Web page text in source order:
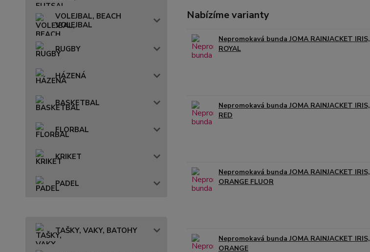
VOLEJBAL, BEACH
VOLEJBAL
RUGBY
HÁZENÁ
BASKETBAL
FLORBAL
KRIKET
PADEL
TAŠKY, VAKY, BATOHY
Nabízíme varianty
Nepromokavá bunda JOMA RAINJACKET IRIS,
ROYAL
Nepromokavá bunda JOMA RAINJACKET IRIS,
RED
Nepromokavá bunda JOMA RAINJACKET IRIS,
ORANGE FLUOR
Nepromokavá bunda JOMA RAINJACKET IRIS,
ORANGE